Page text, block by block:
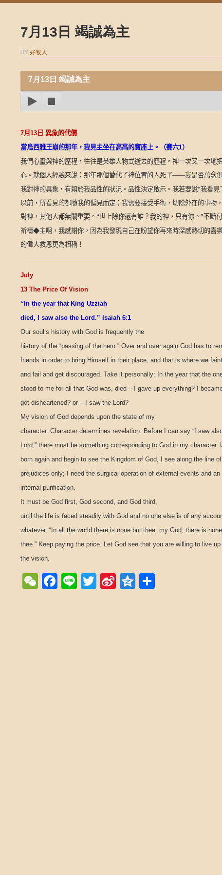
7月13日 竭誠為主
BY 好牧人
7月13日 竭誠為主
7月 13 日 異象的代價
當烏西雅王崩的那年，我見主坐在高高的寶座上。（賽六1）
我們心靈與神的歷程，往往是英雄人物式逝去的歷程。神一次又一次
心。就個人經驗來說：那年那個替代了神位置的人死了——我是否萬念
我對神的異象，有賴於我品性的狀況。品性決定啟示。我若要說“我看
以前，所看見的都隨我的偏見而定；我需要接受手術，切除外在的事
對神，其他人都無關重要。“世上除你還有誰？我的神，只有你。”不斷
祈禱◆主啊，我感謝你，因為我發現自己在盼望你再來時深感熱切的喜
的偉大救恩更為相稱！
July
13 The Price Of Vision
“ In the year that King Uzziah
died, I saw also the Lord.” Isaiah 6:1
Our soul’s history with God is frequently the
history of the “passing of the hero.” Over and over again God has to
friends in order to bring Himself in their place, and that is where we faint
and fail and get discouraged. Take it personally: In the year that the
stood to me for all that God was, died – I gave up everything? I became
got disheartened? or – I saw the Lord?
My vision of God depends upon the state of my
character. Character determines revelation. Before I can say “I saw
Lord,” there must be something corresponding to God in my character.
born again and begin to see the Kingdom of God, I see along the line
prejudices only; I need the surgical operation of external events and an
internal purification.
It must be God first, God second, and God third,
until the life is faced steadily with God and no one else is of any
whatever. “In all the world there is none but thee, my God, there is
thee.” Keep paying the price. Let God see that you are willing to live up
the vision.
WeChat
Facebook
LineTwitterSinaQzone